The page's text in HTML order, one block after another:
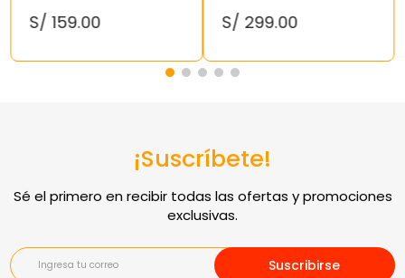
S/ 159.00 S/ 299.00
¡Suscríbete!
Suscribirse